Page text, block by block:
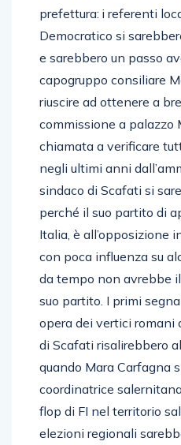
prefettura: i referenti
Democratico si
e sarebbero un passo
capogruppo consiliare
riuscire ad ottenere a
commissione a palazzo
chiamata a verificare
negli ultimi anni
sindaco di Scafati si
perché il suo partito di
Italia, è all’opposizione
con poca influenza su
da tempo non avrebbe
suo partito. I primi
opera dei vertici romani
di Scafati risalirebbero
quando Mara Carfagna
coordinatrice
flop di FI nel territorio
elezioni regionali